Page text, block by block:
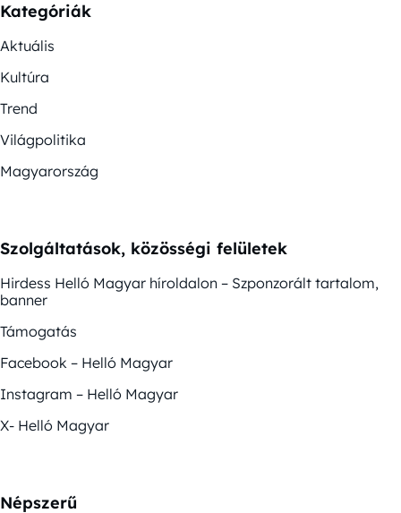
Kategóriák
Aktuális
Kultúra
Trend
Világpolitika
Magyarország
Szolgáltatások, közösségi felületek
Hirdess Helló Magyar híroldalon – Szponzorált tartalom,
banner
Támogatás
Facebook – Helló Magyar
Instagram – Helló Magyar
X- Helló Magyar
Népszerű